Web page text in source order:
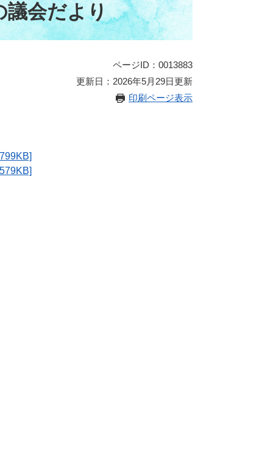
会だより
ページID：0013883
更新日：2026年5月29日更新
印刷ページ表示